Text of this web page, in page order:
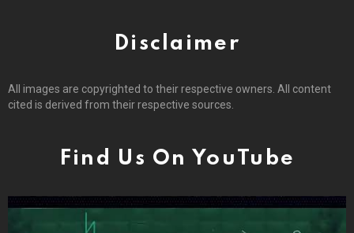
Disclaimer
All images are copyrighted to their respective owners. All content
cited is derived from their respective sources.
Find Us On YouTube